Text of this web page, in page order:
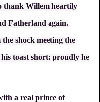
thank Willem heartily
Fatherland again.
shock meeting the
toast short: proudly he
a real prince of